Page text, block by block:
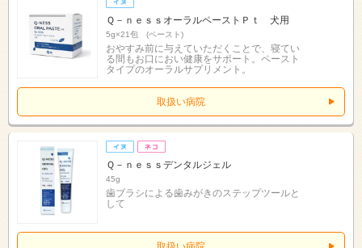
Ｑ－ｎｅｓｓオーラルペーストＰｔ 犬用
5g×21包 (ペースト)
おやすみ前に与えていただくことで、寝てい
る間もお口におい健康をサポート。ペースト
タイプのオーラルサプリメント。
取扱い病院
Ｑ－ｎｅｓｓデンタルジェル
45g
歯ブラシによる歯みがきのステップツールと
して